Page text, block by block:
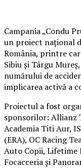
Campania „Condu
un proiect național
România, printre
Sibiu și Târgu
numărului de
implicarea activă a
Proiectul a fost
sponsorilor: Allianz
Academia Titi Aur,
(ERA), OC Racing
Auto Copii, Lifetime
Focacceria și